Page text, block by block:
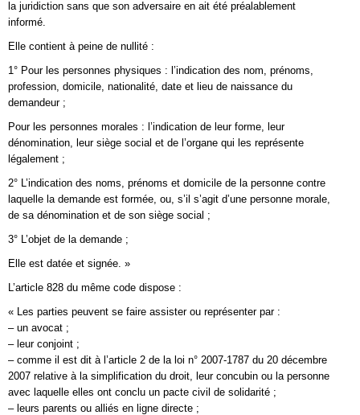
la juridiction sans que son adversaire en ait été préalablement
informé.
Elle contient à peine de nullité :
1° Pour les personnes physiques : l’indication des nom, prénoms,
profession, domicile, nationalité, date et lieu de naissance du
demandeur ;
Pour les personnes morales : l’indication de leur forme, leur
dénomination, leur siège social et de l’organe qui les représente
légalement ;
2° L’indication des noms, prénoms et domicile de la personne contre
laquelle la demande est formée, ou, s’il s’agit d’une personne morale,
de sa dénomination et de son siège social ;
3° L’objet de la demande ;
Elle est datée et signée. »
L’article 828 du même code dispose :
« Les parties peuvent se faire assister ou représenter par :
– un avocat ;
– leur conjoint ;
– comme il est dit à l’article 2 de la loi n° 2007-1787 du 20 décembre
2007 relative à la simplification du droit, leur concubin ou la personne
avec laquelle elles ont conclu un pacte civil de solidarité ;
– leurs parents ou alliés en ligne directe ;